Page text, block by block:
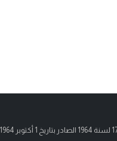
1 أكتوبر 1964